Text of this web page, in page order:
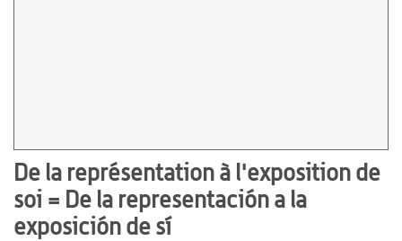
De la représentation à l'exposition de
soi = De la representación a la
exposición de sí